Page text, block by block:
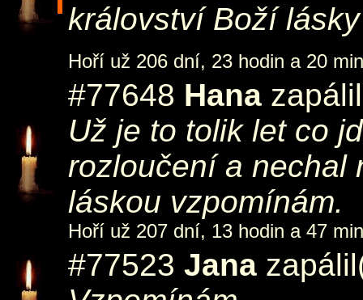
království Boží
Hoří už 206 dní, 23 hodin a 20
#77648 Hana
Už je to tolik let co
rozloučení a nechal
láskou vzpomínám.
Hoří už 207 dní, 13 hodin a 47
#77523 Jana